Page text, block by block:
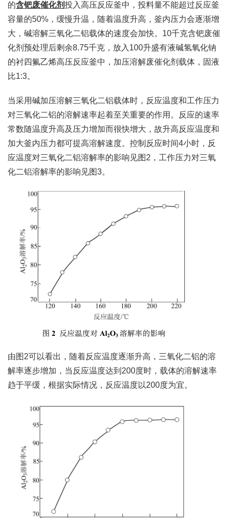
的含钯废催化剂投入高压反应釜中，投料量不能超过反应釜
容量的50%，缓慢升温，随着温度升高，釜内压力会逐渐增
大，碱溶解三氧化二铝载体的速度会加快。10千克含钯废催
化剂预处理后剩余8.75千克，放入100升盛有液碱氢氧化钠
的衬四氟乙烯高压反应釜中，加压溶解废催化剂载体，固液
比1:3。
当采用碱加压溶解三氧化二铝载体时，反应温度和工作压力
对三氧化二铝的溶解速率起着至关重要的作用。反应的速率
常数随温度升高及压力增加而很快增大，故升高反应温度和
加大釜内压力都可提高溶解速度。控制反应时间4小时，反
应温度对三氧化二铝溶解率的影响见图2，工作压力对三氧
化二铝溶解率的影响见图3。
由图2可以看出，随着反应温度逐渐升高，三氧化二铝的溶
解率逐步增加，当反应温度达到200度时，载体的溶解速率
趋于平缓，根据实际情况，反应温度以200度为宜。